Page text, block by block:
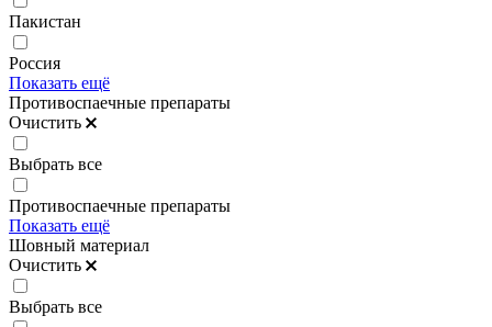
Пакистан
Россия
Показать ещё
Противоспаечные препараты
Очистить
Выбрать все
Противоспаечные препараты
Показать ещё
Шовный материал
Очистить
Выбрать все